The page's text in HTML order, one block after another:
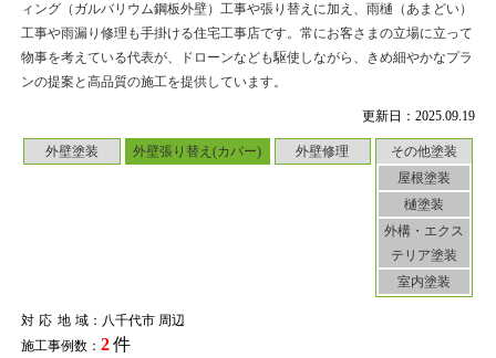
更新日：2025.09.19
外壁塗装 外壁張り替え(カバー) 外壁修理
その他塗装
屋根塗装
樋塗装
外構・エクス
テリア塗装
室内塗装
対応地域：八千代市 周辺
施工事例数： 2件
ィング（ガルバリウム鋼板外壁）工事や張り替えに加え、雨樋（あまどい）
工事や雨漏り修理も手掛ける住宅工事店です。常にお客さまの立場に立って
物事を考えている代表が、ドローンなども駆使しながら、きめ細やかなプラ
ンの提案と高品質の施工を提供しています。